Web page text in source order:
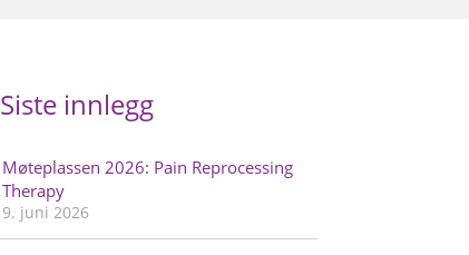
Siste innlegg
Møteplassen 2026: Pain Reprocessing
Therapy
9. juni 2026